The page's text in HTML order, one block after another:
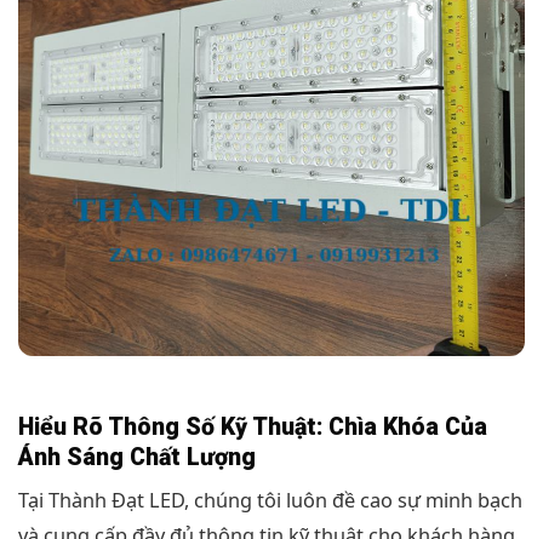
Hiểu Rõ Thông Số Kỹ Thuật: Chìa Khóa Của
Ánh Sáng Chất Lượng
Tại Thành Đạt LED, chúng tôi luôn đề cao sự minh bạch